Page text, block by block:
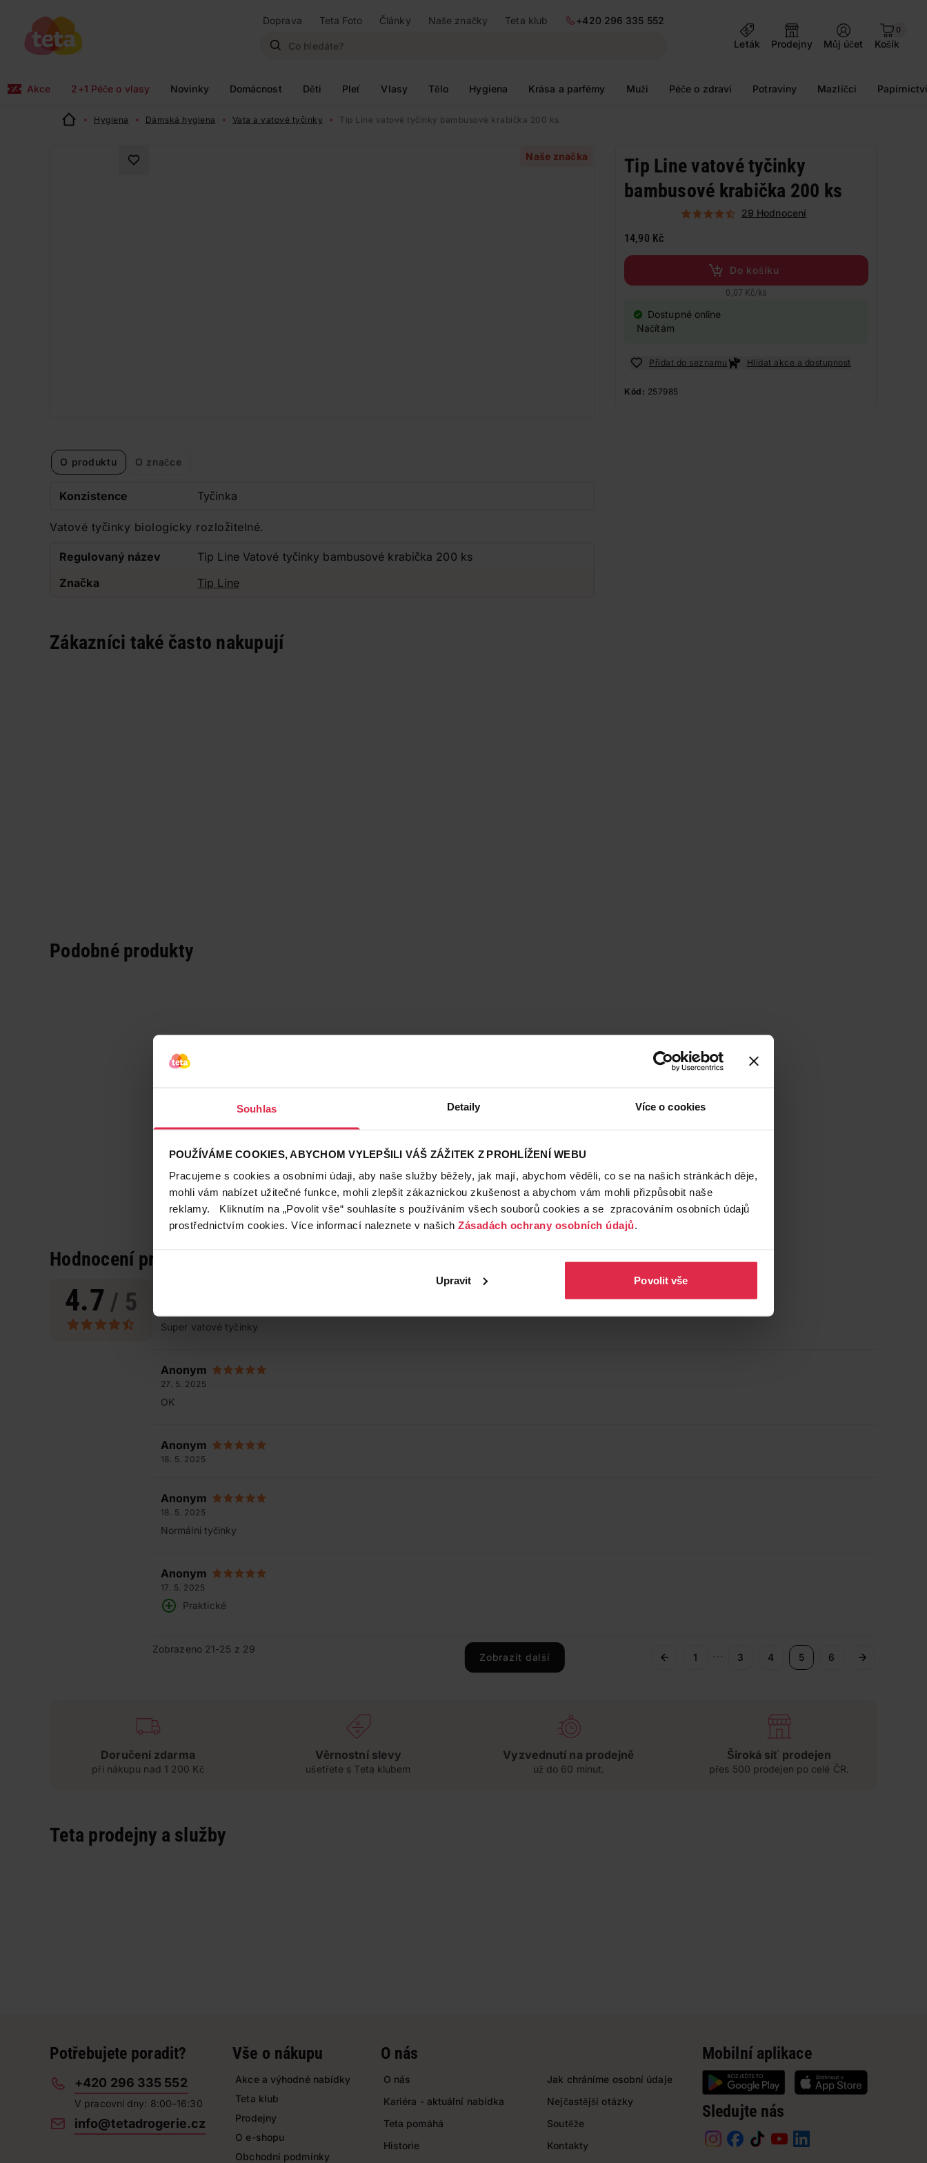
Souhlas Detaily Více o cookies
POUŽÍVÁME COOKIES, ABYCHOM VYLEPŠILI VÁŠ ZÁŽITEK Z PROHLÍŽENÍ WEBU
Pracujeme s cookies a osobními údaji, aby naše služby běžely, jak mají, abychom věděli, co se na našich stránkách děje,
mohli vám nabízet užitečné funkce, mohli zlepšit zákaznickou zkušenost a abychom vám mohli přizpůsobit naše
reklamy. Kliknutím na „Povolit vše“ souhlasíte s používáním všech souborů cookies a se zpracováním osobních údajů
prostřednictvím cookies. Více informací naleznete v našich Zásadách ochrany osobních údajů.
Upravit Povolit vše
Doprava Teta Foto Články Naše značky Teta klub
+420 296 335 552
Leták
Prodejny Můj účet
0
Košík
Akce 2+1 Péče o vlasy Novinky Domácnost Děti Pleť Vlasy Tělo Hygiena Krása a parfémy Muži Péče o zdraví Potraviny Mazlíčci
Hygiena Dámská hygiena Vata a vatové tyčinky Tip Line vatové tyčinky bambusové krabička 200 ks
Naše značka
O produktu O značce
Konzistence Tyčinka
Vatové tyčinky biologicky rozložitelné.
Regulovaný název
Tip Line Vatové tyčinky bambusové krabička 200 ks
Značka
Tip Line
Tip Line vatové tyčinky
bambusové krabička 200 ks
29 Hodnocení
14,90 Kč
Do košíku
0,07 Kč/ks
Dostupné online
Načítám
Přidat do seznamu Hlídat akce a dostupnost
Kód: 257985
Zákazníci také často nakupují
Podobné produkty
Hodnocení produktu
4.7 / 5
Super vatové tyčinky
Anonym
27. 5. 2025
OK
Anonym
18. 5. 2025
Anonym
18. 5. 2025
Normální tyčinky
Anonym
17. 5. 2025
Praktické
Zobrazeno 21-25 z 29
Zobrazit další 1 ... 3 4 5 6
Doručení zdarma
při nákupu nad 1 200 Kč
Věrnostní slevy
ušetřete s Teta klubem
Vyzvednutí na prodejně
už do 60 minut.
Široká síť prodejen
přes 500 prodejen po celé ČR.
Teta prodejny a služby
Potřebujete poradit?
+420 296 335 552
V pracovní dny: 8:00–16:30
info@tetadrogerie.cz
Vše o nákupu
Akce a výhodné nabídky
Teta klub
Prodejny
O e-shopu
Obchodní podmínky
O nás
O nás
Kariéra - aktuální nabídka
Teta pomáhá
Historie
Jak chráníme osobní údaje
Nejčastější otázky
Soutěže
Kontakty
Mobilní aplikace
Sledujte nás